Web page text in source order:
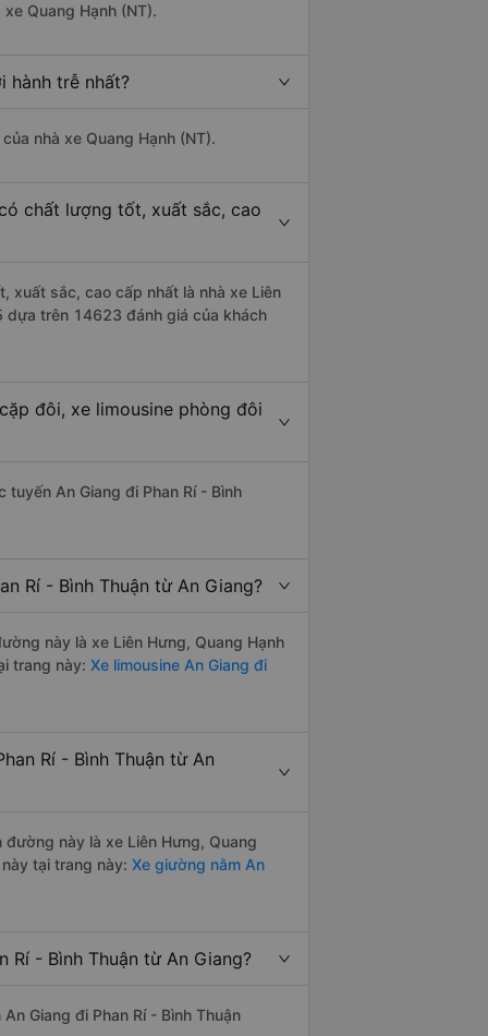
Quang Hạnh (NT).
hành trễ nhất?
nhà xe Quang Hạnh (NT).
chất lượng tốt, xuất sắc, cao
xuất sắc, cao cấp nhất là nhà xe Liên
dựa trên 14623 đánh giá của khách
đôi, xe limousine phòng đôi
An Giang đi Phan Rí - Bình
Rí - Bình Thuận từ An Giang?
này là xe Liên Hưng, Quang Hạnh
trang này: Xe limousine An Giang đi
Rí - Bình Thuận từ An
này là xe Liên Hưng, Quang
tại trang này: Xe giường nằm An
Rí - Bình Thuận từ An Giang?
Giang đi Phan Rí - Bình Thuận